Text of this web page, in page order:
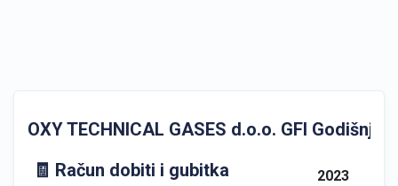
OXY TECHNICAL GASES d.o.o. GFI Godišnji
🧾 Račun dobiti i gubitka
2023